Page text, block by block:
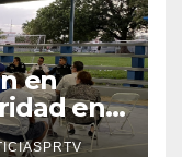
en
en